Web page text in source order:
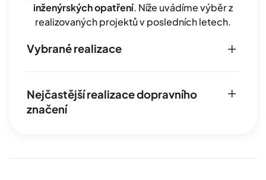
inženýrských opatření. Níže uvádíme výběr z
realizovaných projektů v posledních letech.
Vybrané realizace
Nejčastější realizace dopravního
značení